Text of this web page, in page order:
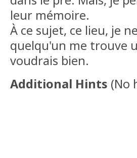
leur mémoire.
À ce sujet, ce lieu, je
quelqu'un me trouve
voudrais bien.
Additional Hints (No